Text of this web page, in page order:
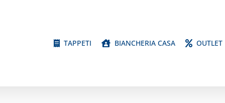
TAPPETI BIANCHERIA CASA OUTLET